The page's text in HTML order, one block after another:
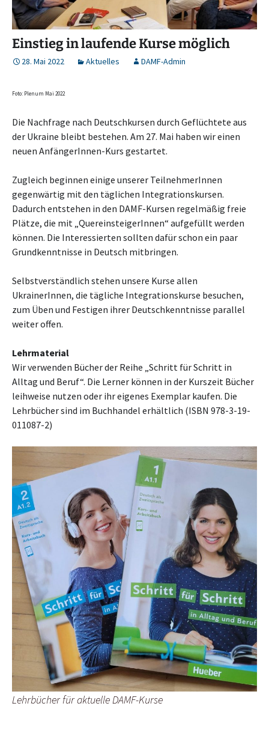
Einstieg in laufende Kurse möglich
28. Mai 2022 Aktuelles DAMF-Admin
Foto: Plenum Mai 2022
Die Nachfrage nach Deutschkursen durch Geflüchtete aus
der Ukraine bleibt bestehen. Am 27. Mai haben wir einen
neuen AnfängerInnen-Kurs gestartet.
Zugleich beginnen einige unserer TeilnehmerInnen
gegenwärtig mit den täglichen Integrationskursen.
Dadurch entstehen in den DAMF-Kursen regelmäßig freie
Plätze, die mit „QuereinsteigerInnen“ aufgefüllt werden
können. Die Interessierten sollten dafür schon ein paar
Grundkenntnisse in Deutsch mitbringen.
Selbstverständlich stehen unsere Kurse allen
UkrainerInnen, die tägliche Integrationskurse besuchen,
zum Üben und Festigen ihrer Deutschkenntnisse parallel
weiter offen.
Lehrmaterial
Wir verwenden Bücher der Reihe „Schritt für Schritt in
Alltag und Beruf“. Die Lerner können in der Kurszeit Bücher
leihweise nutzen oder ihr eigenes Exemplar kaufen. Die
Lehrbücher sind im Buchhandel erhältlich (ISBN 978-3-19-
011087-2)
Lehrbücher für aktuelle DAMF-Kurse